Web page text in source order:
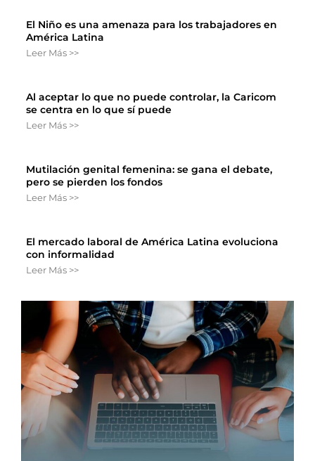
El Niño es una amenaza para los trabajadores en
América Latina
Leer Más >>
Al aceptar lo que no puede controlar, la Caricom
se centra en lo que sí puede
Leer Más >>
Mutilación genital femenina: se gana el debate,
pero se pierden los fondos
Leer Más >>
El mercado laboral de América Latina evoluciona
con informalidad
Leer Más >>